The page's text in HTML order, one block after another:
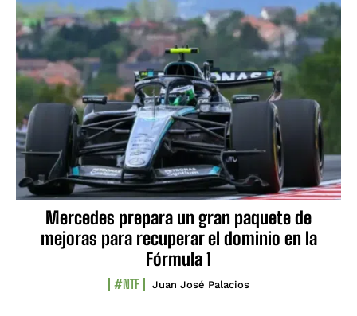
Mercedes prepara un gran paquete de
mejoras para recuperar el dominio en la
Fórmula 1
#NTF Juan José Palacios